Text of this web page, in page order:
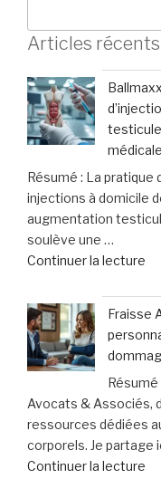
Articles récents
Résumé : La
injections à domicile
augmentation
soulève une …
Continuer la lecture
:
la
Fraisse
Avocats & Associés,
ressources dédiées
corporels. Je partage
Continuer la lecture